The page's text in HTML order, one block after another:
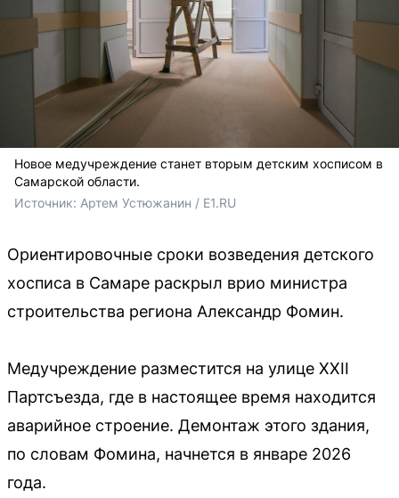
Новое медучреждение станет вторым детским хосписом в
Самарской области.
Источник: Артем Устюжанин / E1.RU
Ориентировочные сроки возведения детского
хосписа в Самаре раскрыл врио министра
строительства региона Александр Фомин.
Медучреждение разместится на улице XXII
Партсъезда, где в настоящее время находится
аварийное строение. Демонтаж этого здания,
по словам Фомина, начнется в январе 2026
года.